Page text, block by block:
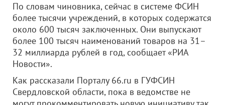
По словам чиновника, сейчас в системе ФСИН
более тысячи учреждений, в которых содержатся
около 600 тысяч заключенных. Они выпускают
более 100 тысяч наименований товаров на 31–
32 миллиарда рублей в год, сообщает «РИА
Новости».
Как рассказали Порталу 66.ru в ГУФСИН
Свердловской области, пока в ведомстве не